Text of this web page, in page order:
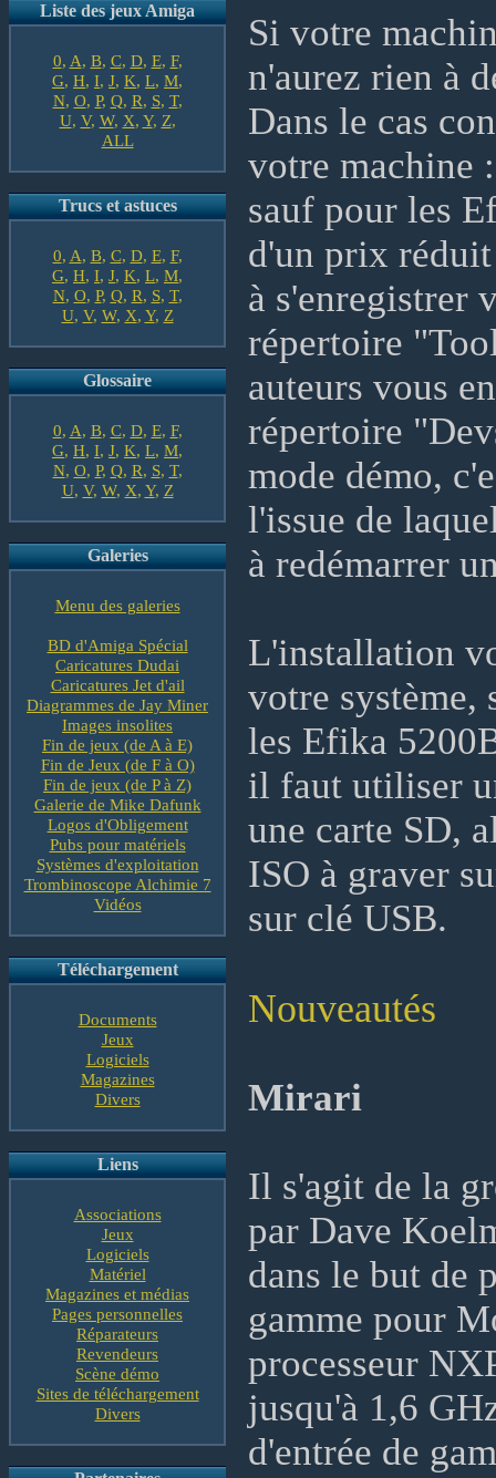
Liste des jeux Amiga
0, A, B, C, D, E, F,
G, H, I, J, K, L, M,
N, O, P, Q, R, S, T,
U, V, W, X, Y, Z,
ALL
Trucs et astuces
0, A, B, C, D, E, F,
G, H, I, J, K, L, M,
N, O, P, Q, R, S, T,
U, V, W, X, Y, Z
Glossaire
0, A, B, C, D, E, F,
G, H, I, J, K, L, M,
N, O, P, Q, R, S, T,
U, V, W, X, Y, Z
Galeries
Menu des galeries
BD d'Amiga Spécial
Caricatures Dudai
Caricatures Jet d'ail
Diagrammes de Jay Miner
Images insolites
Fin de jeux (de A à E)
Fin de Jeux (de F à O)
Fin de jeux (de P à Z)
Galerie de Mike Dafunk
Logos d'Obligement
Pubs pour matériels
Systèmes d'exploitation
Trombinoscope Alchimie 7
Vidéos
Téléchargement
Documents
Jeux
Logiciels
Magazines
Divers
Liens
Associations
Jeux
Logiciels
Matériel
Magazines et médias
Pages personnelles
Réparateurs
Revendeurs
Scène démo
Sites de téléchargement
Divers
Si votre
n'aurez rien à
Dans le cas
votre machine
sauf pour les
d'un prix réduit
à s'enregistrer
répertoire
auteurs vous
répertoire
mode démo,
l'issue de
à redémarrer
L'installation
votre système,
les Efika
il faut utiliser
une carte SD,
ISO à graver
sur clé USB.
Nouveautés
Mirari
Il s'agit de la
par Dave
dans le but de
gamme pour
processeur
jusqu'à 1,6
d'entrée de